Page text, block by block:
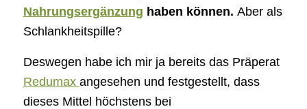
Nahrungsergänzung haben können. Aber als
Schlankheitspille?
Deswegen habe ich mir ja bereits das Präperat
Redumax angesehen und festgestellt, dass
dieses Mittel höchstens bei